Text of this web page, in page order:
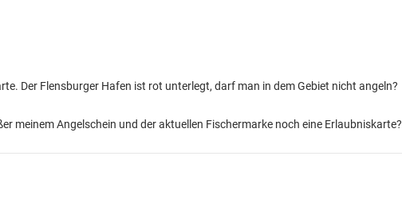
Der Flensburger Hafen ist rot unterlegt, darf man in dem Gebiet nicht angeln?
meinem Angelschein und der aktuellen Fischermarke noch eine Erlaubniskarte?